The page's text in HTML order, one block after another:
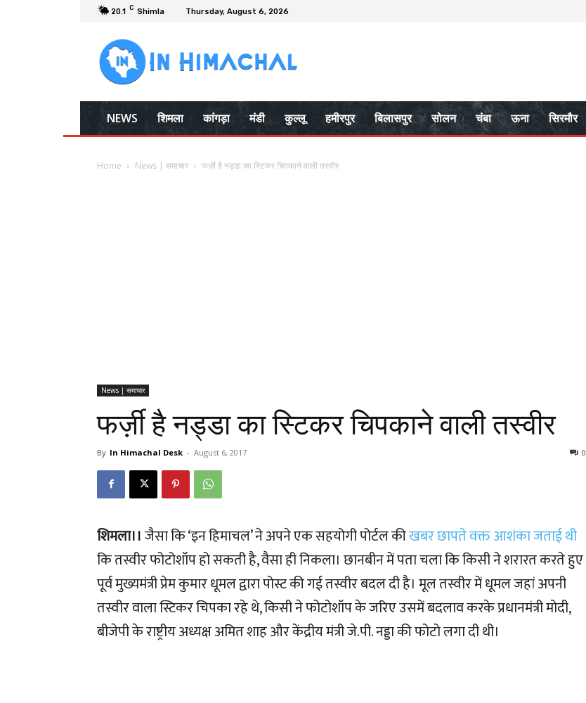
20.1 C Shimla Thursday, August 6, 2026
NEWS शिमला कांगड़ा मंडी कुल्लू हमीरपुर बिलासपुर सोलन चंबा ऊना सिरमौर
Home News | समाचार फर्ज़ी है नड्डा का स्टिकर चिपकाने वाली तस्वीर
News | समाचार
फर्ज़ी है नड्डा का स्टिकर चिपकाने वाली तस्वीर
By In Himachal Desk - August 6, 2017 0
शिमला।।जैसा कि ‘इन हिमाचल’ ने अपने एक सहयोगी पोर्टल कीखबर छापते वक्त आशंका जताई थी
कि तस्वीर फोटोशॉप हो सकती है, वैसा ही निकला। छानबीन में पता चला कि किसी ने शरारत करते हुए
पूर्व मुख्यमंत्री प्रेम कुमार धूमल द्वारा पोस्ट की गई तस्वीर बदल दी है। मूल तस्वीर में धूमल जहां अपनी
तस्वीर वाला स्टिकर चिपका रहे थे, किसी ने फोटोशॉप के जरिए उसमें बदलाव करके प्रधानमंत्री मोदी,
बीजेपी के राष्ट्रीय अध्यक्ष अमित शाह और केंद्रीय मंत्री जे.पी. नड्डा की फोटो लगा दी थी।